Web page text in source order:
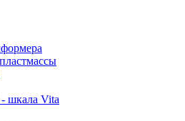
- шкала Vita